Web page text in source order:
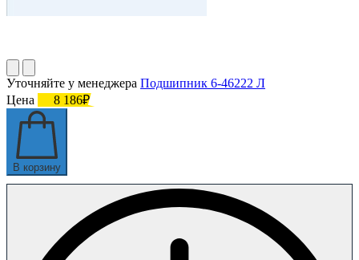
Уточняйте у менеджера Подшипник 6-46222 Л
Цена
8 186₽
В корзину